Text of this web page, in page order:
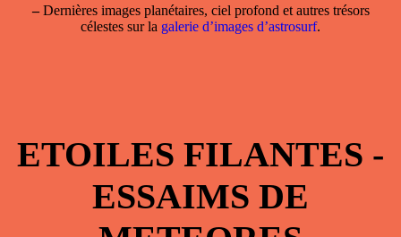
–Dernières images planétaires, ciel profond et autres trésors
célestes sur la galerie d’images d’astrosurf.
ETOILES FILANTES -
ESSAIMS DE